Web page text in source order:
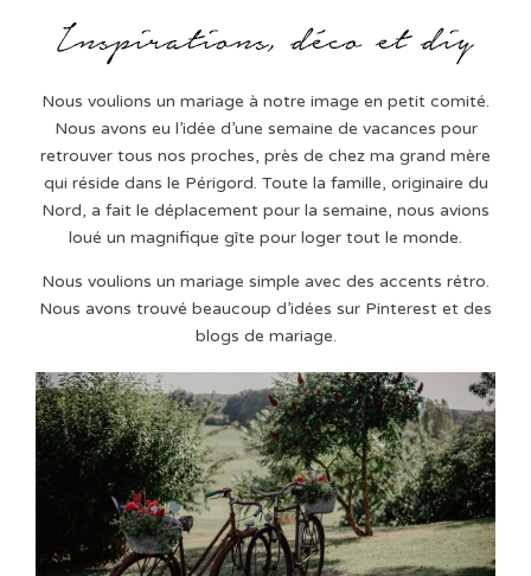
Nous voulions un mariage à notre image en petit comité.
Nous avons eu l’idée d’une semaine de vacances pour
retrouver tous nos proches, près de chez ma grand mère
qui réside dans le Périgord. Toute la famille, originaire du
Nord, a fait le déplacement pour la semaine, nous avions
loué un magnifique gîte pour loger tout le monde.
Nous voulions un mariage simple avec des accents rétro.
Nous avons trouvé beaucoup d’idées sur Pinterest et des
blogs de mariage.